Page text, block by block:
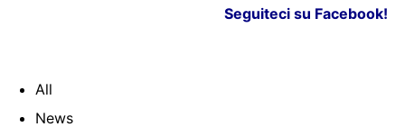
Seguiteci su Facebook!
All
News